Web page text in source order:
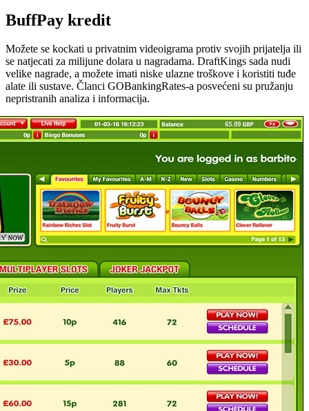
BuffPay kredit
Možete se kockati u privatnim videoigrama protiv svojih prijatelja ili
se natjecati za milijune dolara u nagradama. DraftKings sada nudi
velike nagrade, a možete imati niske ulazne troškove i koristiti tuđe
alate ili sustave. Članci GOBankingRates-a posvećeni su pružanju
nepristranih analiza i informacija.